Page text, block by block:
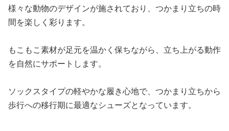
様々な動物のデザインが施されており、つかまり立ちの時
間を楽しく彩ります。
もこもこ素材が足元を温かく保ちながら、立ち上がる動作
を自然にサポートします。
ソックスタイプの軽やかな履き心地で、つかまり立ちから
歩行への移行期に最適なシューズとなっています。